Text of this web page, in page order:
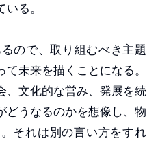
る。
ので、取り組むべき主題
未来を描くことになる。
、文化的な営み、発展を続
どうなるのかを想像し、物
それは別の言い方をすれ